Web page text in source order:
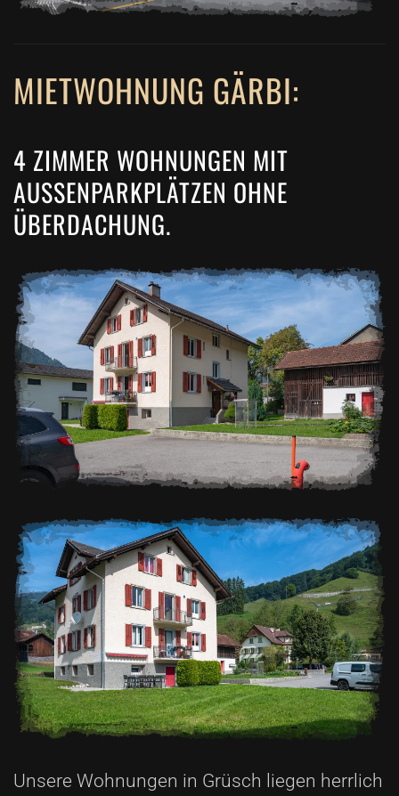
MIETWOHNUNG GÄRBI:
4 ZIMMER WOHNUNGEN MIT
AUSSENPARKPLÄTZEN OHNE
ÜBERDACHUNG.
Unsere Wohnungen in Grüsch liegen herrlich